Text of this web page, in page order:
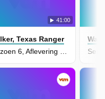
41:00
Texas Ranger
Seizoen 6, Aflevering 4 - War Cry